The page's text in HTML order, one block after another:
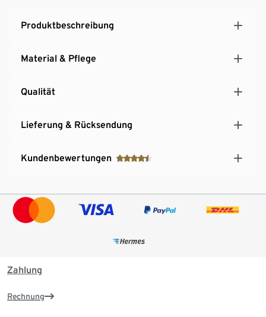
Produktbeschreibung
Material & Pflege
Qualität
Lieferung & Rücksendung
Kundenbewertungen
Zahlung
Rechnung